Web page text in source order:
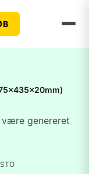
være genereret